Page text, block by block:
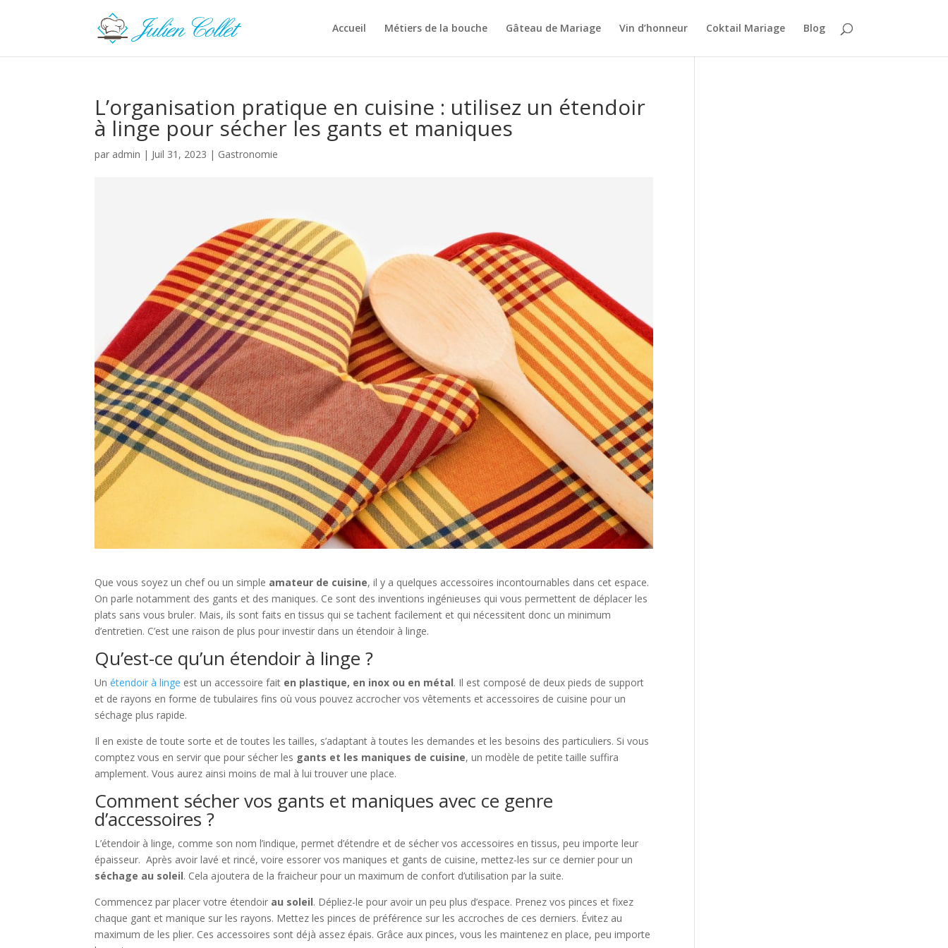
Accueil Métiers de la bouche Gâteau de Mariage Vin d’honneur Coktail Mariage Blog
L’organisation pratique en cuisine : utilisez un étendoir
à linge pour sécher les gants et maniques
par admin | Juil 31, 2023 | Gastronomie
Que vous soyez un chef ou un simple amateur de cuisine, il y a quelques accessoires incontournables dans cet espace.
On parle notamment des gants et des maniques. Ce sont des inventions ingénieuses qui vous permettent de déplacer les
plats sans vous bruler. Mais, ils sont faits en tissus qui se tachent facilement et qui nécessitent donc un minimum
d’entretien. C’est une raison de plus pour investir dans un étendoir à linge.
Qu’est-ce qu’un étendoir à linge ?
Unétendoir à linge est un accessoire fait en plastique, en inox ou en métal. Il est composé de deux pieds de support
et de rayons en forme de tubulaires fins où vous pouvez accrocher vos vêtements et accessoires de cuisine pour un
séchage plus rapide.
Il en existe de toute sorte et de toutes les tailles, s’adaptant à toutes les demandes et les besoins des particuliers. Si vous
comptez vous en servir que pour sécher les gants et les maniques de cuisine, un modèle de petite taille suffira
amplement. Vous aurez ainsi moins de mal à lui trouver une place.
Comment sécher vos gants et maniques avec ce genre
d’accessoires ?
L’étendoir à linge, comme son nom l’indique, permet d’étendre et de sécher vos accessoires en tissus, peu importe leur
épaisseur. Après avoir lavé et rincé, voire essorer vos maniques et gants de cuisine, mettez-les sur ce dernier pour un
séchage au soleil. Cela ajoutera de la fraicheur pour un maximum de confort d’utilisation par la suite.
Commencez par placer votre étendoir au soleil. Dépliez-le pour avoir un peu plus d’espace. Prenez vos pinces et fixez
chaque gant et manique sur les rayons. Mettez les pinces de préférence sur les accroches de ces derniers. Évitez au
maximum de les plier. Ces accessoires sont déjà assez épais. Grâce aux pinces, vous les maintenez en place, peu importe